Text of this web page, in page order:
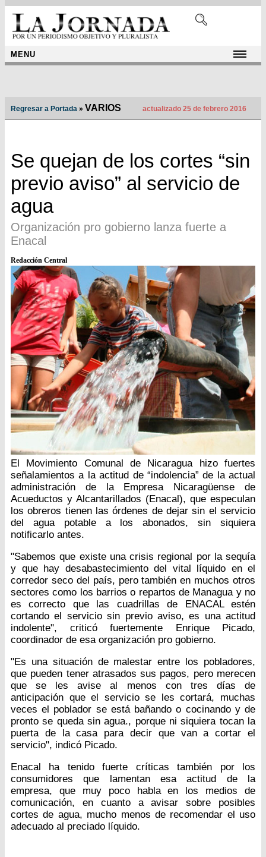
MENU
Regresar a Portada » VARIOS actualizado 25 de febrero 2016
Se quejan de los cortes “sin
previo aviso” al servicio de
agua
Organización pro gobierno lanza fuerte a
Enacal
Redacción Central
El Movimiento Comunal de Nicaragua hizo fuertes
señalamientos a la actitud de “indolencia” de la actual
administración de la Empresa Nicaragüense de
Acueductos y Alcantarillados (Enacal), que especulan
los obreros tienen las órdenes de dejar sin el servicio
del agua potable a los abonados, sin siquiera
notificarlo antes.
"Sabemos que existe una crisis regional por la sequía
y que hay desabastecimiento del vital líquido en el
corredor seco del país, pero también en muchos otros
sectores como los barrios o repartos de Managua y no
es correcto que las cuadrillas de ENACAL estén
cortando el servicio sin previo aviso, es una actitud
indolente", criticó fuertemente Enrique Picado,
coordinador de esa organización pro gobierno.
"Es una situación de malestar entre los pobladores,
que pueden tener atrasados sus pagos, pero merecen
que se les avise al menos con tres días de
anticipación que el servicio se les cortará, muchas
veces el poblador se está bañando o cocinando y de
pronto se queda sin agua., porque ni siquiera tocan la
puerta de la casa para decir que van a cortar el
servicio", indicó Picado.
Enacal ha tenido fuerte críticas también por los
consumidores que lamentan esa actitud de la
empresa, que muy poco habla en los medios de
comunicación, en cuanto a avisar sobre posibles
cortes de agua, mucho menos de recomendar el uso
adecuado al preciado líquido.